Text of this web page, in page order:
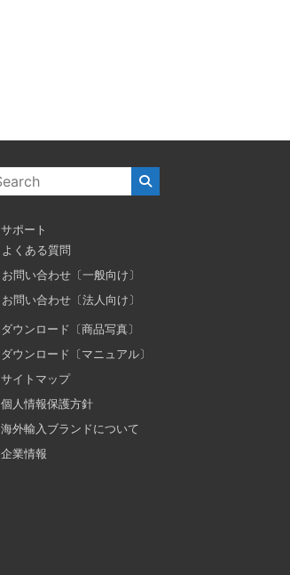
サポート
よくある質問
お問い合わせ〔一般向け〕
お問い合わせ〔法人向け〕
ダウンロード〔商品写真〕
ダウンロード〔マニュアル〕
サイトマップ
個人情報保護方針
海外輸入ブランドについて
企業情報